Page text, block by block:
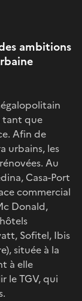
ambitions
tant que
Afin de
urbains, les
Au
Casa-Port
commercial
Donald,
Sofitel, Ibis
située à la
à elle
le TGV, qui